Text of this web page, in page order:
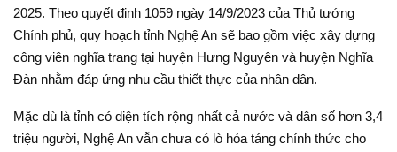
2025. Theo quyết định 1059 ngày 14/9/2023 của Thủ tướng
Chính phủ, quy hoạch tỉnh Nghệ An sẽ bao gồm việc xây dựng
công viên nghĩa trang tại huyện Hưng Nguyên và huyện Nghĩa
Đàn nhằm đáp ứng nhu cầu thiết thực của nhân dân.
Mặc dù là tỉnh có diện tích rộng nhất cả nước và dân số hơn 3,4
triệu người, Nghệ An vẫn chưa có lò hỏa táng chính thức cho